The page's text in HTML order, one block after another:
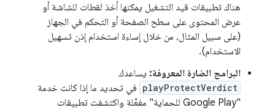
هناك تطبيقات قيد التشغيل يمكنها أخذ لقطات للشاشة أو
عرض المحتوى على سطح الصفحة أو التحكم في الجهاز
(على سبيل المثال، من خلال إساءة استخدام إذن تسهيل
الاستخدام).
البرامج الضارة المعروفة: يساعدك
playProtectVerdict في تحديد ما إذا كانت خدمة
"Google Play للحماية" مفعَّلة واكتشفت تطبيقات